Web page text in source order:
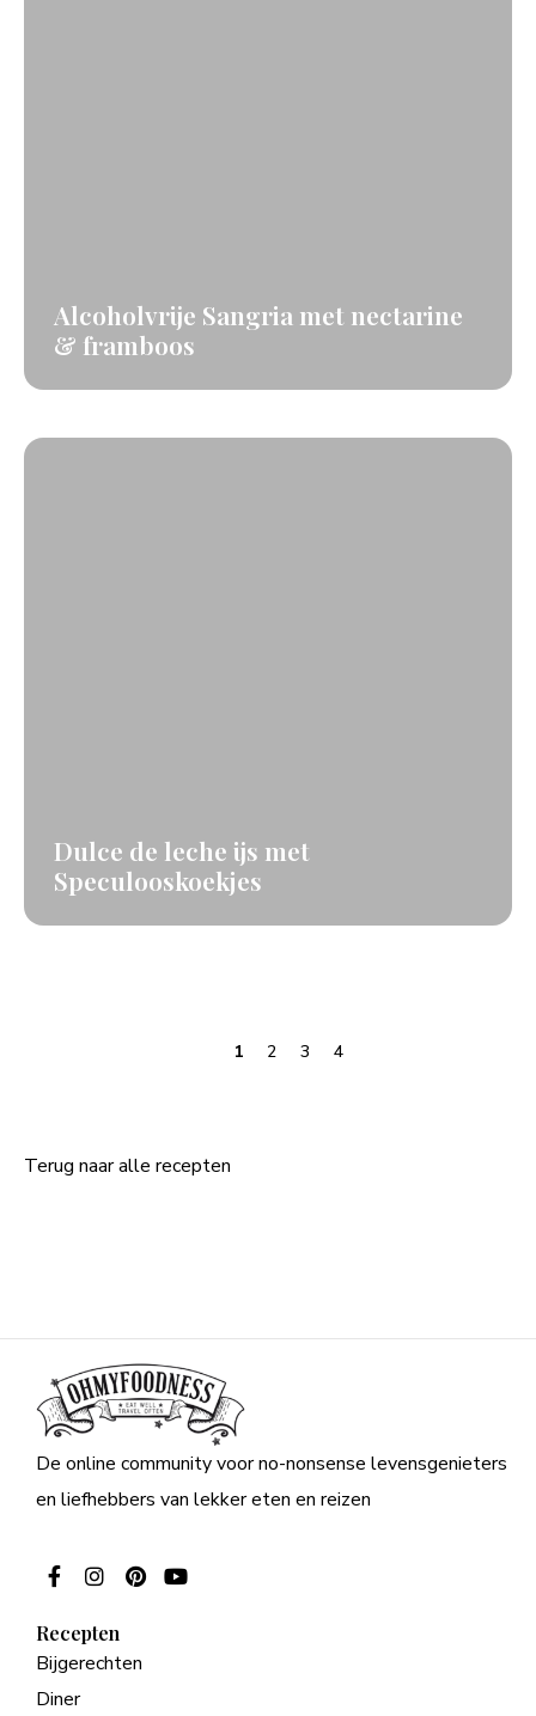
Alcoholvrije Sangria met nectarine
& framboos
Dulce de leche ijs met
Speculooskoekjes
1 2 3 4
Terug naaralle recepten
De online community voor no-nonsense levensgenieters
en liefhebbers van lekker eten en reizen
Recepten
Bijgerechten
Diner